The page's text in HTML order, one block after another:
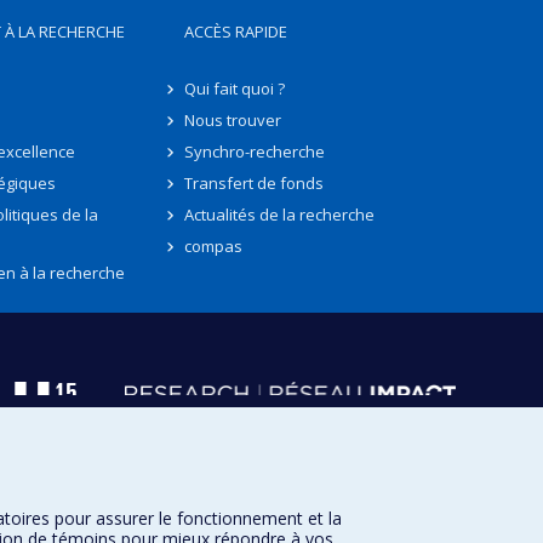
LA RECHERCHE
de la
à la recherche
ACCÈS RAPIDE
Qui fait quoi ?
Nous trouver
Synchro-recherche
Transfert de fonds
Actualités de la recherche
compas
pour assurer le fonctionnement et la
de témoins pour mieux répondre à vos